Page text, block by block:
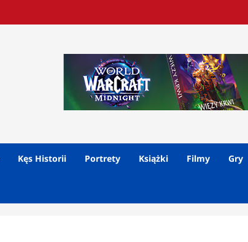
Kęs Historii Portrety Książki Filmy Gry